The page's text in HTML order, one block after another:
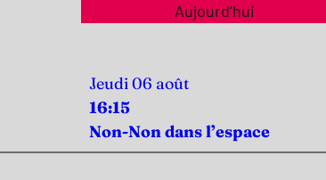
Aujourd’hui
Jeudi 06 août
16:15
Non-Non dans l’espace